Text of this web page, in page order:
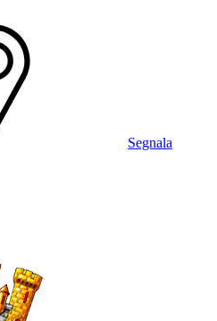
Segnala